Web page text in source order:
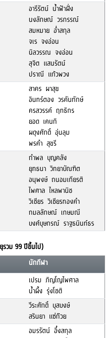
อารีรัตน์ น้ำฟ้าฝั่ง
นงลักษณ์ วรกรรณ์
สมหมาย อ่ำสกุล
จเร จงอ่อน
นิลวรรณ จงอ่อน
สุจิต แสนรัตน์
ปราณี แก้วพวง
สาคร ผาสุข
อินทร์ตอง วรคันทักษ์
ครสวรรค์ ฤทธิกร
ยอด เคนกิ
ผดุงศักดิ์ อุ่นลุม
พรคำ สุขรี
กำพล บุญคลัง
ยุทธนา วิทยาบัณฑิต
อนุพงษ์ ถนอมเกียรติ
ไพศาล ไหลพานิช
วิเชียร วิเชียรทองคำ
กมลลักษณ์ เกษมณี
บงศ์บุษกรณ์ ราฐธนินท์ธร
รวม 99 ปีขึ้นไป)
นักกีฬา
เปรม ภิญโญไพศาล
น้ำผึ้ง รุ่งโชติ
วีระศักดิ์ บุสบงษ์
สรินยา แซ่ก๊วย
อมรรัตน์ อึ๋งสกุล